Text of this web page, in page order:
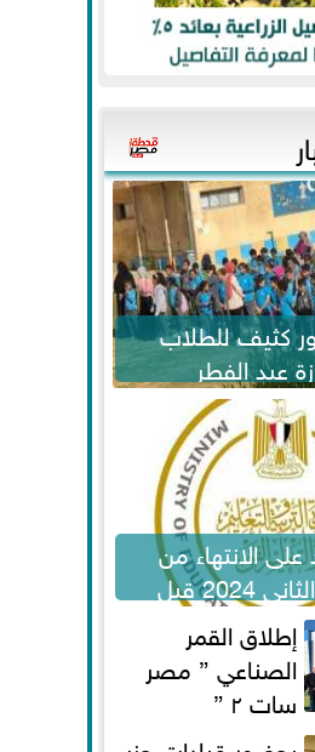
كثيف للطلاب
عيد الفطر
الانتهاء من
مناهج الترم الثاني 2024 قبل
إطلاق القمر
الصناعي ” مصر
سات ٢ ”